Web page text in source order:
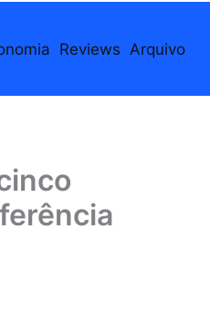
Reviews Arquivo